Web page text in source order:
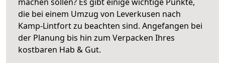
die bei einem Umzug von Leverkusen nach
Kamp-Lintfort zu beachten sind. Angefangen bei
der Planung bis hin zum Verpacken Ihres
kostbaren Hab & Gut.